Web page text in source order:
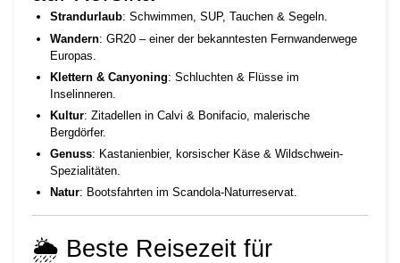
Strandurlaub: Schwimmen, SUP, Tauchen & Segeln.
Wandern: GR20 – einer der bekanntesten Fernwanderwege
Europas.
Klettern & Canyoning: Schluchten & Flüsse im
Inselinneren.
Kultur: Zitadellen in Calvi & Bonifacio, malerische
Bergdörfer.
Genuss: Kastanienbier, korsischer Käse & Wildschwein-
Spezialitäten.
Natur: Bootsfahrten im Scandola-Naturreservat.
🌦️ Beste Reisezeit für